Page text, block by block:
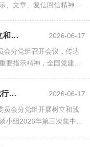
、文章、复信回信精神，
省政协农业和农村委分党组 开展树立和践行正确政绩观学习教育专题研讨
2026-06-17
会分党组召开会议，传达
要指示精神，全国党建工
省政协人资环委分党组开展树立和践行正确政绩观学习教育专题研讨 暨学习座...
2026-06-17
员会分党组开展树立和践
小组2026年第三次集中学